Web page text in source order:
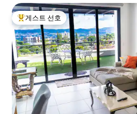
상위 게스트 선호
게스트 선호